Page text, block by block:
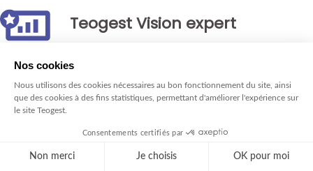
Teogest Vision expert
Vision destiné aux clients du cabinet.